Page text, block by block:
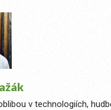
v technologiích,